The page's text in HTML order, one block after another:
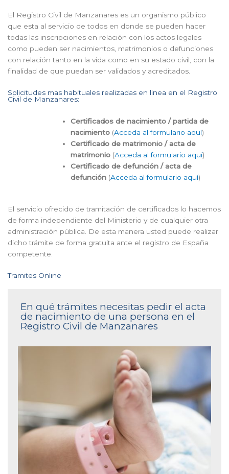
El Registro Civil de Manzanares es un organismo público
que esta al servicio de todos en donde se pueden hacer
todas las inscripciones en relación con los actos legales
como pueden ser nacimientos, matrimonios o defunciones
con relación tanto en la vida como en su estado civil, con la
finalidad de que puedan ser validados y acreditados.
Solicitudes mas habituales realizadas en linea en el Registro
Civil de Manzanares:
Certificados de nacimiento / partida de
nacimiento (Acceda al formulario aquí)
Certificado de matrimonio / acta de
matrimonio (Acceda al formulario aquí)
Certificado de defunción / acta de
defunción (Acceda al formulario aquí)
El servicio ofrecido de tramitación de certificados lo hacemos
de forma independiente del Ministerio y de cualquier otra
administración pública. De esta manera usted puede realizar
dicho trámite de forma gratuita ante el registro de España
competente.
Tramites Online
En qué trámites necesitas pedir el acta
de nacimiento de una persona en el
Registro Civil de Manzanares